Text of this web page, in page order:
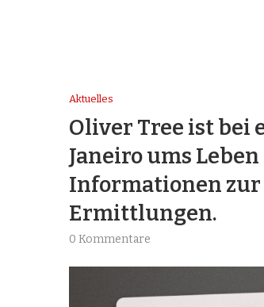
Aktuelles
Oliver Tree ist bei
Janeiro ums
Informationen zur
Ermittlungen.
0 Kommentare